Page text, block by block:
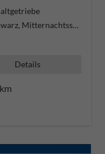
Schwarz, Mitternachtsschwarz (0E
Details